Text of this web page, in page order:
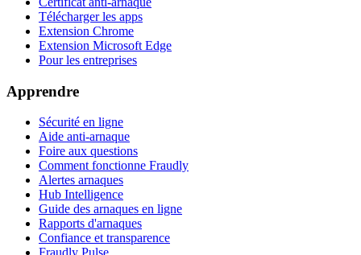
Télécharger les apps
Extension Chrome
Extension Microsoft Edge
Pour les entreprises
Apprendre
Sécurité en ligne
Aide anti-arnaque
Foire aux questions
Comment fonctionne Fraudly
Alertes arnaques
Hub Intelligence
Guide des arnaques en ligne
Rapports d'arnaques
Confiance et transparence